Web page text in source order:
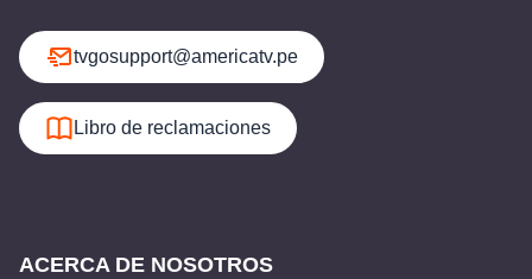
tvgosupport@americatv.pe
Libro de reclamaciones
ACERCA DE NOSOTROS